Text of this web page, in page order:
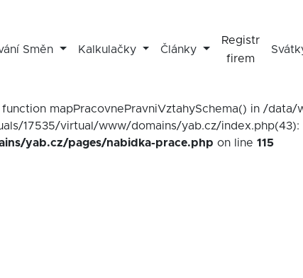
Směn Kalkulačky Články
Registr
firem
mapPracovnePravniVztahySchema() in /
17535/virtual/www/domains/yab.cz/index.php(43):
yab.cz/pages/nabidka-prace.php on line 115